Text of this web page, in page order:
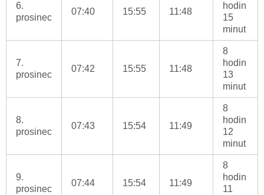
6.
prosinec
07:40 15:55 11:48
hodin
15
minut
7.
prosinec
07:42 15:55 11:48
8
hodin
13
minut
8.
prosinec
07:43 15:54 11:49
8
hodin
12
minut
9.
prosinec
07:44 15:54 11:49
8
hodin
11